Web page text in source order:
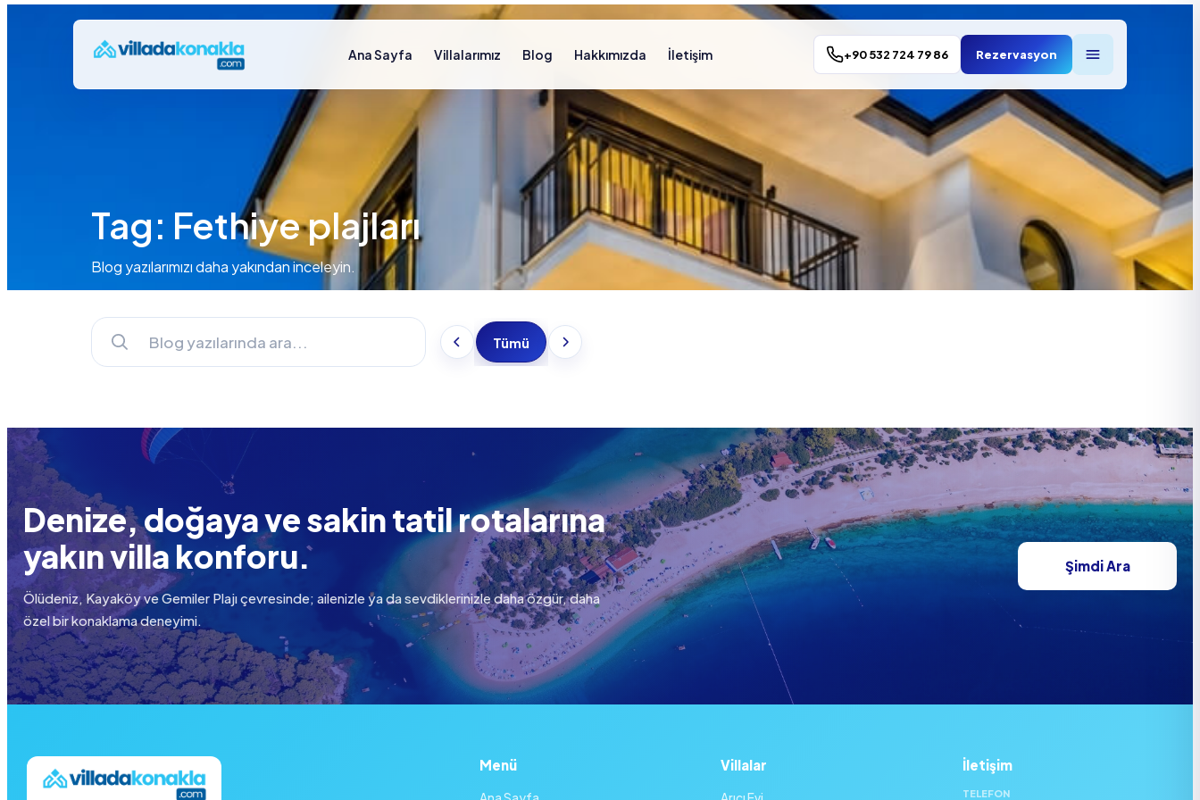
Ana Sayfa Villalarımız Blog Hakkımızda İletişim +90 532 724 79 86 Rezervasyon
Tag: Fethiye plajları
Blog yazılarımızı daha yakından inceleyin.
Tümü
Denize, doğaya ve sakin tatil rotalarına
yakın villa konforu.
Ölüdeniz, Kayaköy ve Gemiler Plajı çevresinde; ailenizle ya da sevdiklerinizle daha özgür, daha
özel bir konaklama deneyimi.
Şimdi Ara
Menü Villalar İletişim
TELEFON